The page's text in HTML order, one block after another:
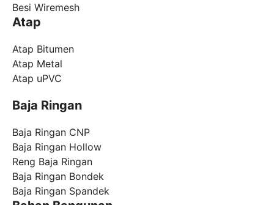
Besi Wiremesh
Atap
Atap Bitumen
Atap Metal
Atap uPVC
Baja Ringan
Baja Ringan CNP
Baja Ringan Hollow
Reng Baja Ringan
Baja Ringan Bondek
Baja Ringan Spandek